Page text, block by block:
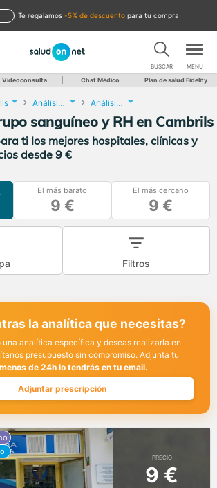
te regalamos -5% de descuento para tu compra
BUSCAR MENU
Videoconsulta Chat Médico Plan de salud Fidelity
Análisis Clínicos Análisis de grupo sanguíneo y RH
sanguíneo y RH en Cambrils
ti los mejores hospitales, clínicas y
desde 9 €
El más barato
9 €
El más cercano
9 €
Filtros
la analítica que necesitas?
una analítica específica y deseas realizarla en
presupuesto sin compromiso. Adjunta tu
menos de 24h lo tendrás en tu email.
Adjuntar prescripción
PRECIO
9 €